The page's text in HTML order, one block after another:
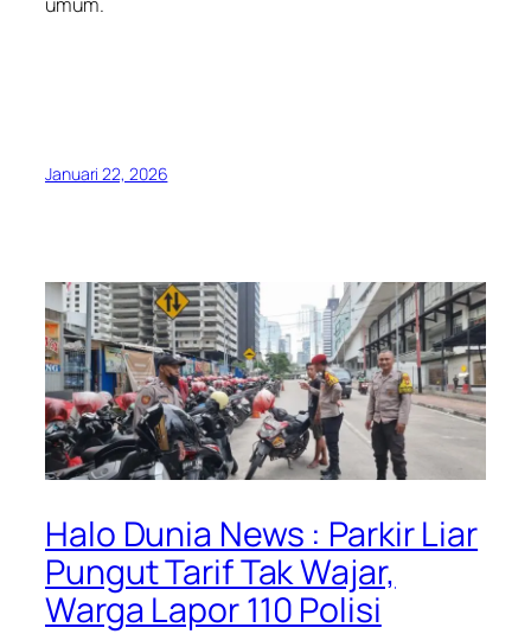
Januari 22, 2026
Halo Dunia News : Parkir Liar
Pungut Tarif Tak Wajar,
Warga Lapor 110 Polisi